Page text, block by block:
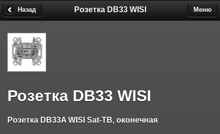
Розетка DB33 WISI
Назад Меню
Розетка DB33 WISI
Розетка DB33A WISI Sat-ТВ, оконечная